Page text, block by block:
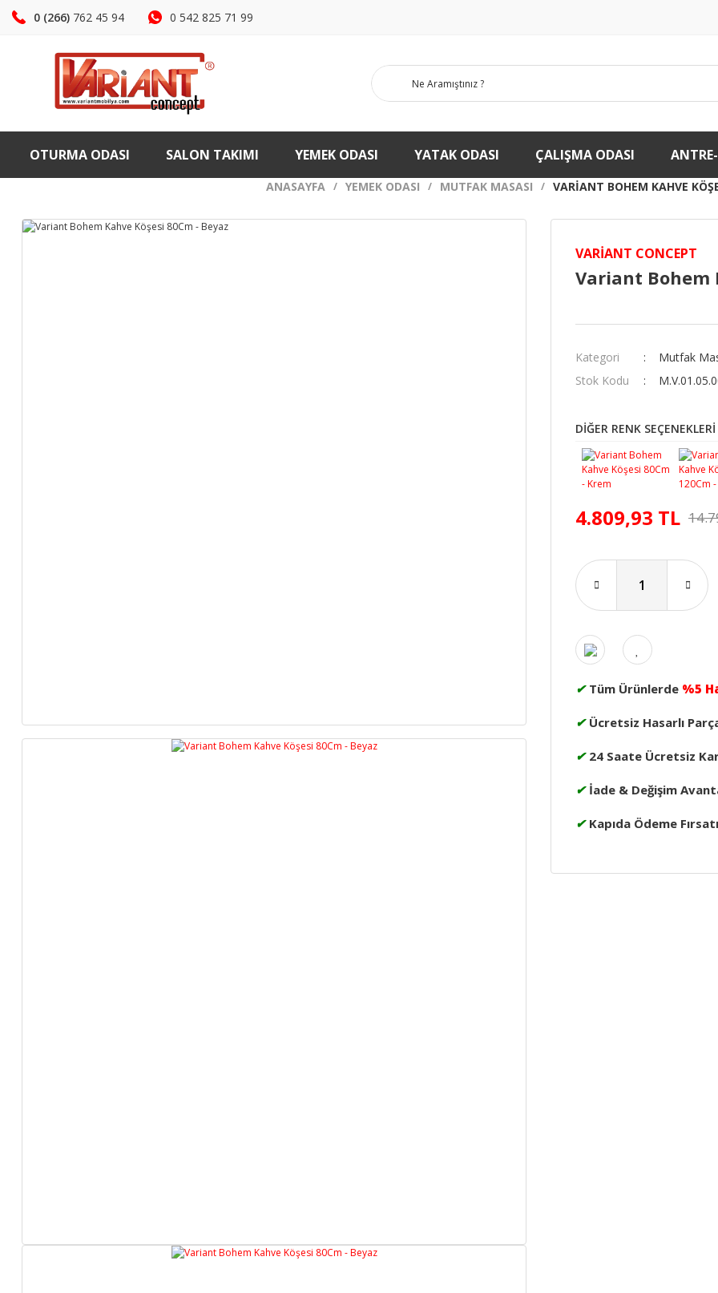
0 (266) 762 45 94 0 542 825 71 99
OTURMA ODASI SALON TAKIMI YEMEK ODASI YATAK ODASI ÇALIŞMA ODASI
ANASAYFA YEMEK ODASI MUTFAK MASASI VARIANT BOHEM KAHVE
VARIANT CONCEPT
Variant Bohem
Kategori Mutfak
Stok Kodu
DİĞER RENK SEÇENEKLERİ
4.809,93 TL
✔ Tüm Ürünlerde %5
✔ Ücretsiz Hasarlı
✔ 24 Saate Ücretsiz
✔ İade & Değişim
✔ Kapıda Ödeme Fırsatı